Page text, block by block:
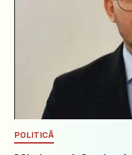
POLITICĂ